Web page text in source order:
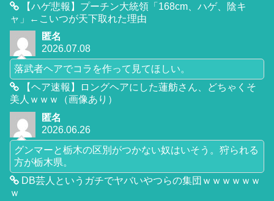
【ハゲ悲報】プーチン大統領「168cm、ハゲ、陰キ
ャ」←こいつが天下取れた理由
匿名
2026.07.08
落武者ヘアでコラを作って見てほしい。
【ヘア速報】ロングヘアにした蓮舫さん、どちゃくそ
美人ｗｗｗ（画像あり）
匿名
2026.06.26
グンマーと栃木の区別がつかない奴はいそう。狩られる
方が栃木県。
DB芸人というガチでヤバいやつらの集団ｗｗｗｗｗｗ
ｗ